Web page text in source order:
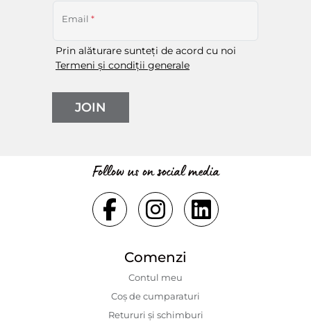
Email *
Prin alăturare sunteți de acord cu noi
Termeni și condiții generale
JOIN
Follow us on social media
Comenzi
Contul meu
Coș de cumparaturi
Retururi și schimburi